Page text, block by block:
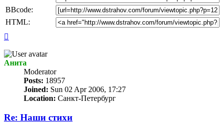
BBcode:
HTML:
Анита
Мoderator
Posts: 18957
Joined: Sun 02 Apr 2006, 17:27
Location: Санкт-Петербург
Re: Наши стихи